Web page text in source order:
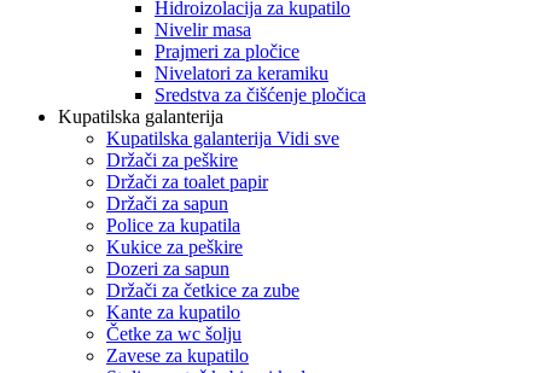
Hidroizolacija za kupatilo
Nivelir masa
Prajmeri za pločice
Nivelatori za keramiku
Sredstva za čišćenje pločica
Kupatilska galanterija
Kupatilska galanterija Vidi sve
Držači za peškire
Držači za toalet papir
Držači za sapun
Police za kupatila
Kukice za peškire
Dozeri za sapun
Držači za četkice za zube
Kante za kupatilo
Četke za wc šolju
Zavese za kupatilo